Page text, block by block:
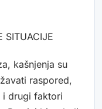
SITUACIJE
kašnjenja su
raspored,
i drugi faktori